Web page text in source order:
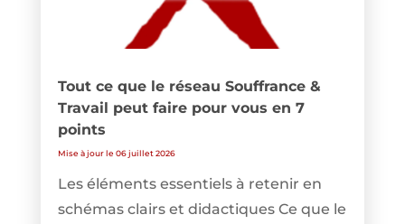
Tout ce que le réseau Souffrance &
Travail peut faire pour vous en 7
points
Mise à jour le 06 juillet 2026
Les éléments essentiels à retenir en
schémas clairs et didactiques Ce que le